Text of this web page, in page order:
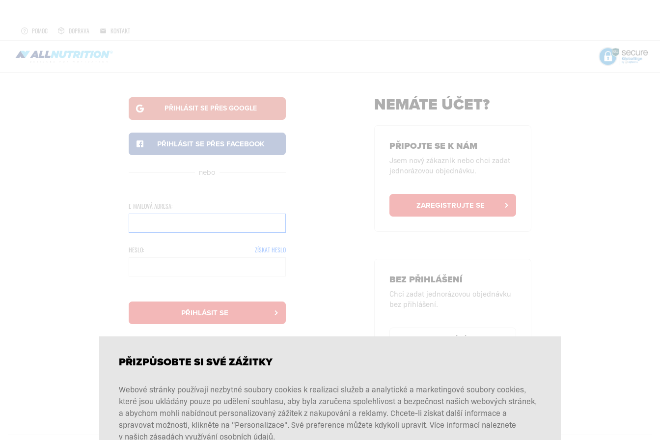
POMOC DOPRAVA KONTAKT
nebo
E-MAILOVÁ ADRESA:
HESLO: ZÍSKAT HESLO
PŘIHLÁSIT SE
NEMÁTE ÚČET?
PŘIPOJTE SE K NÁM
Jsem nový zákazník nebo chci zadat
jednorázovou objednávku.
ZAREGISTRUJTE SE
BEZ PŘIHLÁŠENÍ
Chci zadat jednorázovou objednávku
bez přihlášení.
NAKUPOVÁNÍ BEZ
PŘIZPŮSOBTE SI SVÉ ZÁŽITKY
Webové stránky používají nezbytné soubory cookies k realizaci služeb a analytické a marketingové soubory cookies,
které jsou ukládány pouze po udělení souhlasu, aby byla zaručena spolehlivost a bezpečnost našich webových stránek,
a abychom mohli nabídnout personalizovaný zážitek z nakupování a reklamy. Chcete-li získat další informace a
spravovat možnosti, klikněte na "Personalizace". Své preference můžete kdykoli upravit. Více informací naleznete
v našich zásadách využívání osobních údajů.